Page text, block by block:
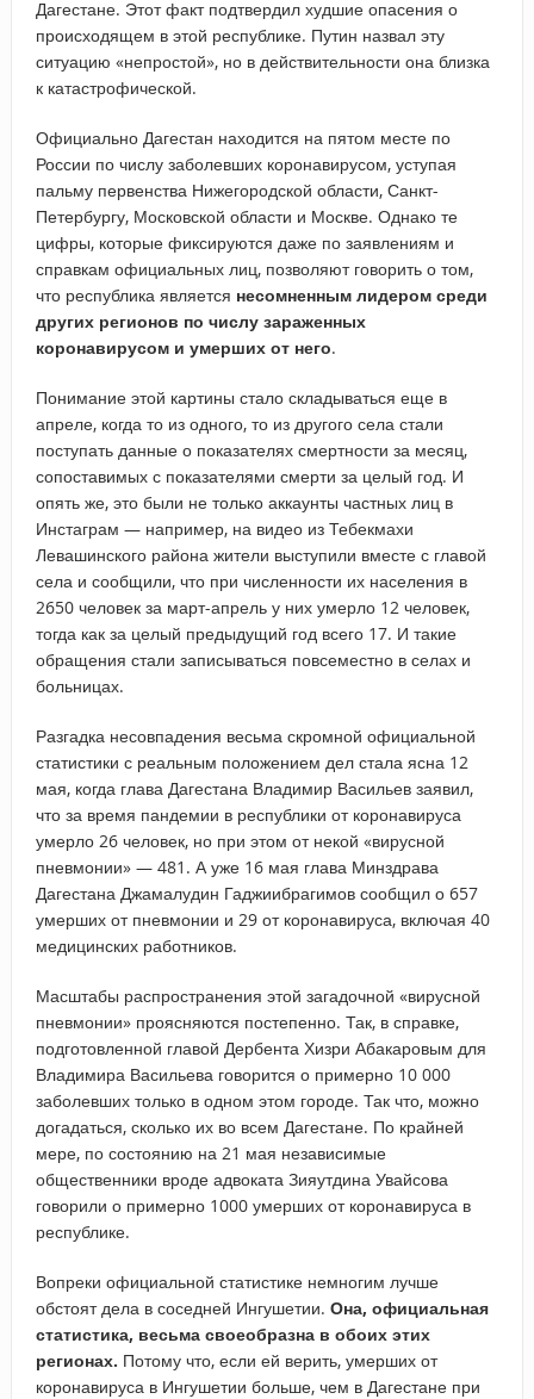
Дагестане. Этот факт подтвердил худшие опасения о
происходящем в этой республике. Путин назвал эту
ситуацию «непростой», но в действительности она близка
к катастрофической.
Официально Дагестан находится на пятом месте по
России по числу заболевших коронавирусом, уступая
пальму первенства Нижегородской области, Санкт-
Петербургу, Московской области и Москве. Однако те
цифры, которые фиксируются даже по заявлениям и
справкам официальных лиц, позволяют говорить о том,
что республика является несомненным лидером среди
других регионов по числу зараженных
коронавирусом и умерших от него.
Понимание этой картины стало складываться еще в
апреле, когда то из одного, то из другого села стали
поступать данные о показателях смертности за месяц,
сопоставимых с показателями смерти за целый год. И
опять же, это были не только аккаунты частных лиц в
Инстаграм — например, на видео из Тебекмахи
Левашинского района жители выступили вместе с главой
села и сообщили, что при численности их населения в
2650 человек за март-апрель у них умерло 12 человек,
тогда как за целый предыдущий год всего 17. И такие
обращения стали записываться повсеместно в селах и
больницах.
Разгадка несовпадения весьма скромной официальной
статистики с реальным положением дел стала ясна 12
мая, когда глава Дагестана Владимир Васильев заявил,
что за время пандемии в республики от коронавируса
умерло 26 человек, но при этом от некой «вирусной
пневмонии» — 481. А уже 16 мая глава Минздрава
Дагестана Джамалудин Гаджиибрагимов сообщил о 657
умерших от пневмонии и 29 от коронавируса, включая 40
медицинских работников.
Масштабы распространения этой загадочной «вирусной
пневмонии» проясняются постепенно. Так, в справке,
подготовленной главой Дербента Хизри Абакаровым для
Владимира Васильева говорится о примерно 10 000
заболевших только в одном этом городе. Так что, можно
догадаться, сколько их во всем Дагестане. По крайней
мере, по состоянию на 21 мая независимые
общественники вроде адвоката Зияутдина Увайсова
говорили о примерно 1000 умерших от коронавируса в
республике.
Вопреки официальной статистике немногим лучше
обстоят дела в соседней Ингушетии. Она, официальная
статистика, весьма своеобразна в обоих этих
регионах. Потому что, если ей верить, умерших от
коронавируса в Ингушетии больше, чем в Дагестане при